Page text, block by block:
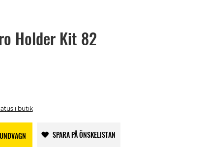
Holder Kit 82
i butik
SPARA PÅ ÖNSKELISTAN